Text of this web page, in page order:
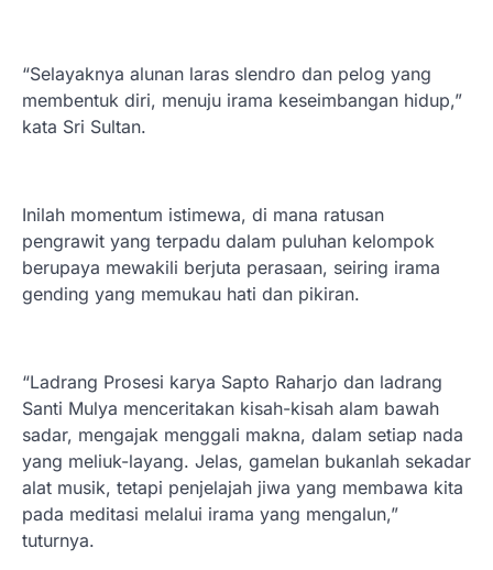
“Selayaknya alunan laras slendro dan pelog yang
membentuk diri, menuju irama keseimbangan hidup,”
kata Sri Sultan.
Inilah momentum istimewa, di mana ratusan
pengrawit yang terpadu dalam puluhan kelompok
berupaya mewakili berjuta perasaan, seiring irama
gending yang memukau hati dan pikiran.
“Ladrang Prosesi karya Sapto Raharjo dan ladrang
Santi Mulya menceritakan kisah-kisah alam bawah
sadar, mengajak menggali makna, dalam setiap nada
yang meliuk-layang. Jelas, gamelan bukanlah sekadar
alat musik, tetapi penjelajah jiwa yang membawa kita
pada meditasi melalui irama yang mengalun,”
tuturnya.